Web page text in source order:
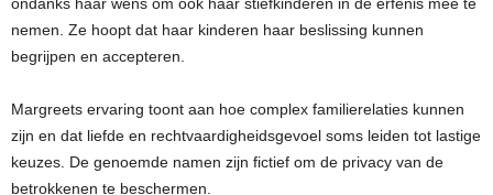
nemen. Ze hoopt dat haar kinderen haar beslissing kunnen
begrijpen en accepteren.
Margreets ervaring toont aan hoe complex familierelaties kunnen
zijn en dat liefde en rechtvaardigheidsgevoel soms leiden tot lastige
keuzes. De genoemde namen zijn fictief om de privacy van de
betrokkenen te beschermen.